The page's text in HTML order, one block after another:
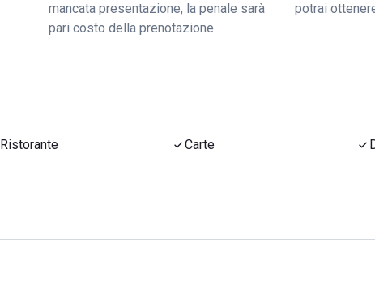
mancata presentazione, la penale sarà
pari costo della prenotazione
potrai
Ristorante Carte